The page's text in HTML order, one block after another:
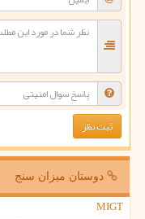
دوستان میزان سنج
MIGT